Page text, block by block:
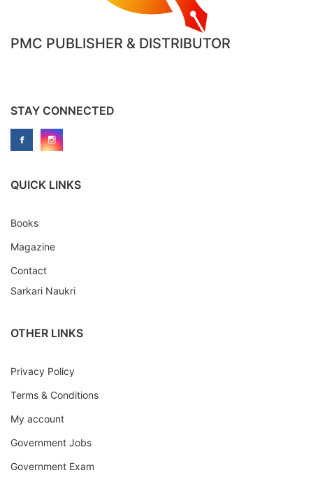
PMC PUBLISHER & DISTRIBUTOR
STAY CONNECTED
QUICK LINKS
Books
Magazine
Contact
Sarkari Naukri
OTHER LINKS
Privacy Policy
Terms & Conditions
My account
Government Jobs
Government Exam